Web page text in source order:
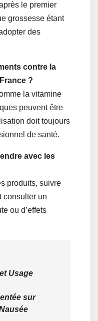
le premier
grossesse étant
des
contre la
?
la vitamine
peuvent être
doit toujours
de santé.
avec les
produits, suivre
consulter un
ou d’effets
Usage
sur